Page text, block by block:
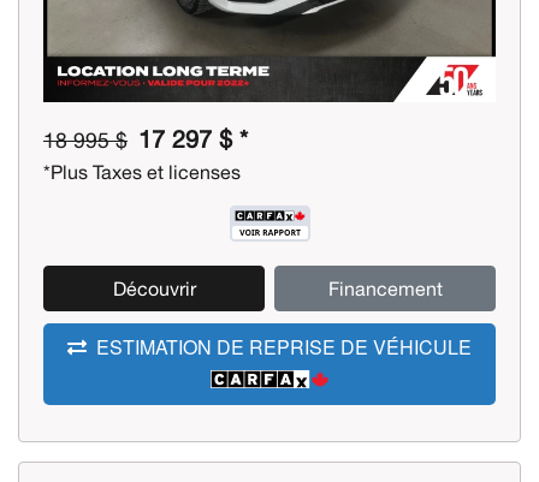
18 995 $ 17 297 $ *
*Plus Taxes et licenses
Découvrir Financement
ESTIMATION DE REPRISE DE VÉHICULE